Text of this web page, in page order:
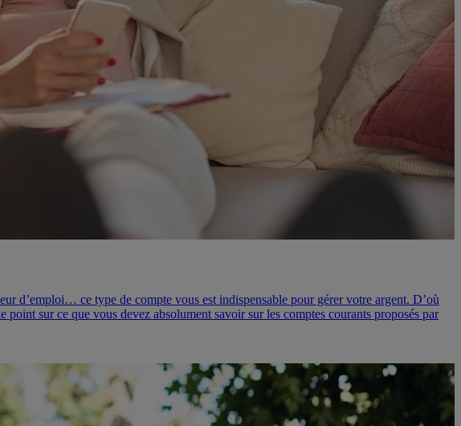
d’emploi… ce type de compte vous est indispensable pour gérer votre argent. D’où
sur ce que vous devez absolument savoir sur les comptes courants proposés par